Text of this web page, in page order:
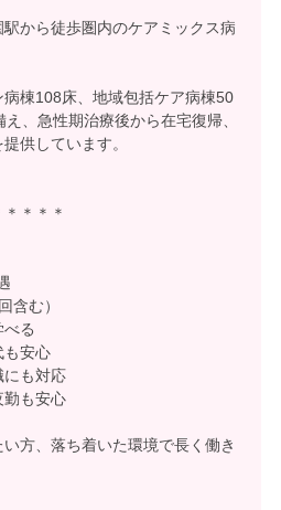
から徒歩圏内のケアミックス病
棟108床、地域包括ケア病棟50
、急性期治療後から在宅復帰、
供しています。
＊＊＊
含む）
べる
も安心
にも対応
勤も安心
方、落ち着いた環境で長く働き